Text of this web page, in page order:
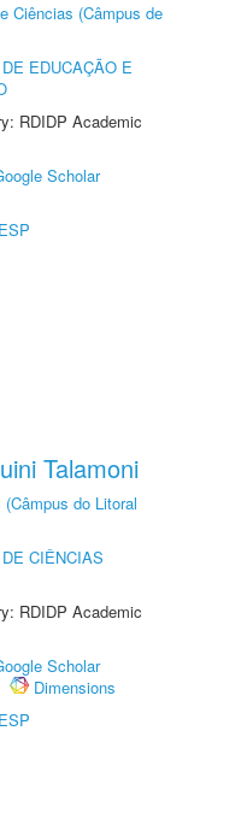
Ciências (Câmpus de
EDUCAÇÃO E
RDIDP Academic
Scholar
Talamoni
do Litoral
CIÊNCIAS
RDIDP Academic
Scholar
Dimensions